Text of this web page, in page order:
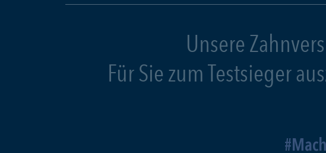
Unsere
Für Sie zum Testsieger